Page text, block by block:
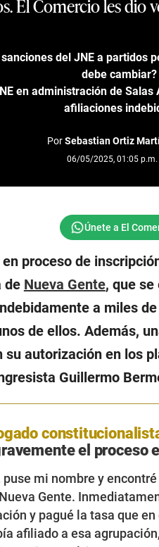
El Comercio les dio
del JNE a partidos
debe cambiar?
en administración de
afiliaciones
PorSebastian Ortiz
06/05/2025, 01:05 p.m.
proceso de
de Nueva Gente, que se
a miles
de ellos. Además,
autorización en los
Guillermo
el proceso
mi nombre y
Gente.
y pagué la tasa que
afiliado a esa